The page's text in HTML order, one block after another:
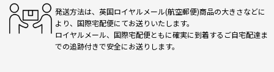
発送方法は、英国ロイヤルメール(航空郵便)商品の大きさなどに
より、国際宅配便にてお送りいたします。
ロイヤルメール、国際宅配便ともに確実に到着するご自宅配達ま
での追跡付きで安全にお送りします。